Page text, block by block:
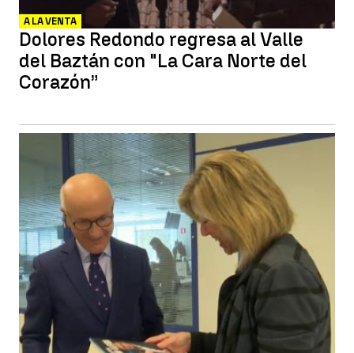
A LA VENTA
Dolores Redondo regresa al Valle
del Baztán con "La Cara Norte del
Corazón”